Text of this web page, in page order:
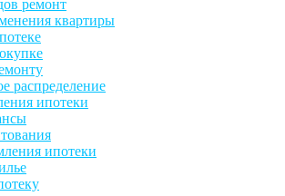
ремонт
квартиры
распределение
ипотеки
ипотеки